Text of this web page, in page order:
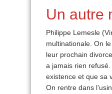
Un autre
Philippe Lemesle
multinationale. On
leur prochain
a jamais rien
existence et que sa
On rentre dans